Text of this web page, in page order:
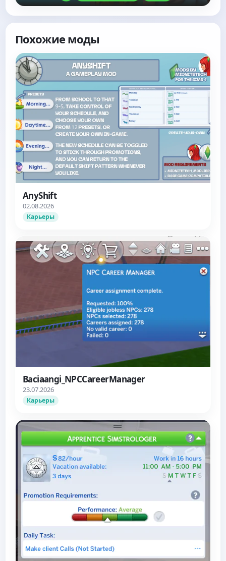
Похожие моды
AnyShift
02.08.2026
Карьеры
Baciaangi_NPCCareerManager
23.07.2026
Карьеры